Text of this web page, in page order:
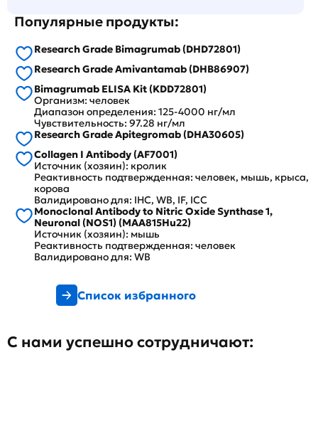
Популярные продукты:
Research Grade Bimagrumab (DHD72801)
Research Grade Amivantamab (DHB86907)
Bimagrumab ELISA Kit (KDD72801)
Организм: человек
Диапазон определения: 125-4000 нг/мл
Чувствительность: 97.28 нг/мл
Research Grade Apitegromab (DHA30605)
Collagen I Antibody (AF7001)
Источник (хозяин): кролик
Реактивность подтвержденная: человек, мышь, крыса,
корова
Валидировано для: IHC, WB, IF, ICC
Monoclonal Antibody to Nitric Oxide Synthase 1,
Neuronal (NOS1) (MAA815Hu22)
Источник (хозяин): мышь
Реактивность подтвержденная: человек
Валидировано для: WB
Список избранного
С нами успешно сотрудничают: